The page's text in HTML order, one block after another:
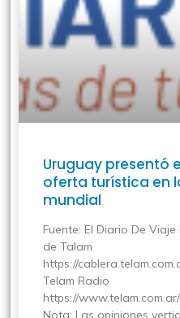
Uruguay presentó
oferta turística en
mundial
Fuente: El Diario De
de Talam
https://
Telam Radio
https://
Nota: Las opiniones